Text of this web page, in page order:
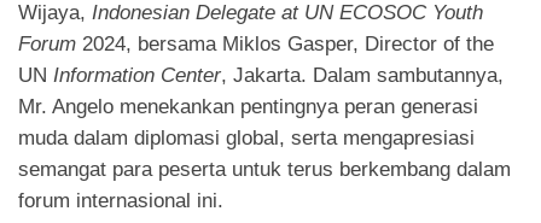
Wijaya, Indonesian Delegate at UN ECOSOC Youth
Forum 2024, bersama Miklos Gasper, Director of the
UN Information Center, Jakarta. Dalam sambutannya,
Mr. Angelo menekankan pentingnya peran generasi
muda dalam diplomasi global, serta mengapresiasi
semangat para peserta untuk terus berkembang dalam
forum internasional ini.